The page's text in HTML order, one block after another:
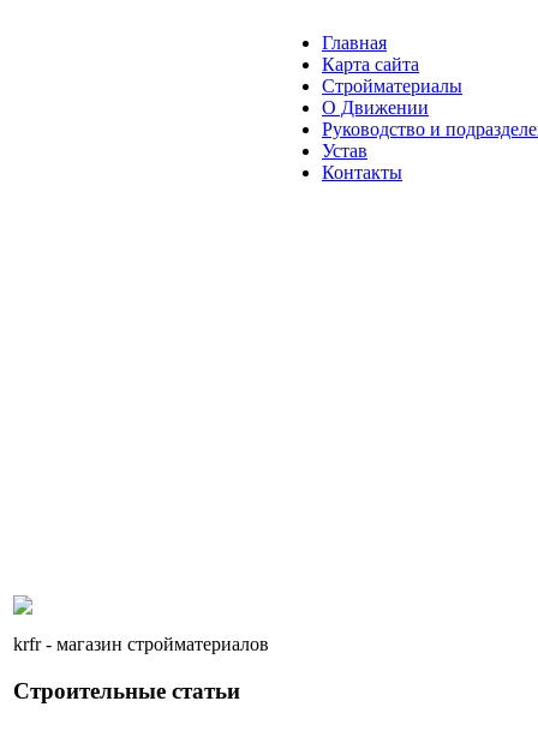
krfr - магазин стройматериалов
Строительные статьи
Главная
Карта сайта
Стройматериалы
О Движении
Руководство и
Устав
Контакты